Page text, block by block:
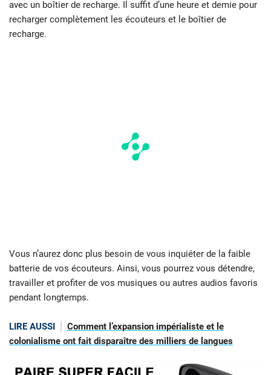
avec un boîtier de recharge. Il suffit d’une heure et demie pour
recharger complètement les écouteurs et le boîtier de
recharge.
Vous n’aurez donc plus besoin de vous inquiéter de la faible
batterie de vos écouteurs. Ainsi, vous pourrez vous détendre,
travailler et profiter de vos musiques ou autres audios favoris
pendant longtemps.
LIRE AUSSI
Comment l’expansion impérialiste et le
colonialisme ont fait disparaître des milliers de langues